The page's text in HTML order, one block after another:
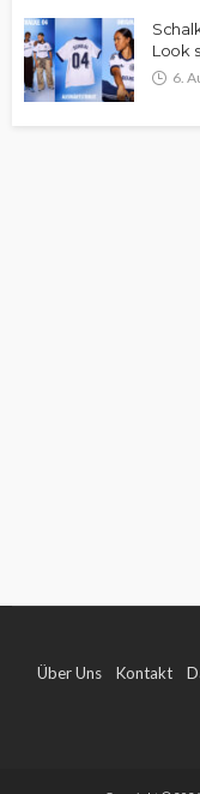
Look
6.
Über Uns Kontakt